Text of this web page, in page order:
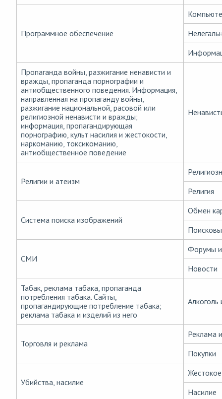
Программное обеспечение
Пропаганда войны, разжигание ненависти и
вражды, пропаганда порнографии и
антиобщественного поведения. Информация,
направленная на пропаганду войны,
разжигание национальной, расовой или
религиозной ненависти и вражды;
информация, пропагандирующая
порнографию, культ насилия и жестокости,
наркоманию, токсикоманию,
антиобщественное поведение
Религии и атеизм
Религия
Система поиска изображений
Обмен
СМИ
Форумы
Новости
Табак, реклама табака, пропаганда
потребления табака. Сайты,
пропагандирующие потребление табака;
реклама табака и изделий из него
Алкоголь
Торговля и реклама
Реклама
Покупки
Убийства, насилие
Насилие